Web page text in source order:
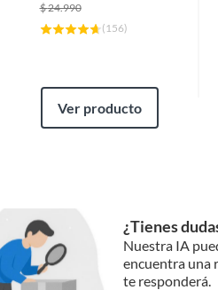
$24.990
( 156)
Ver producto
¿Tienes
Nuestra IA
encuentra una
te responderá.